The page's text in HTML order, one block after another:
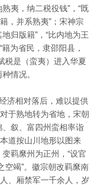
夷，纳二税役钱”，“既
，并系熟夷”； 宋神宗
归版籍”，“比内地为王
籍为省民，隶邵阳县，
税是（蛮夷）进入华夏
情况。
济相对落后，难以提供
对于熟地转为省地，宋朝
、叙、富四州蛮相率诣
道按山川地形以图来
羁縻州为正州，“设官
竭”。 徽宗朝改羁縻南
、厢禁军一千余人，岁